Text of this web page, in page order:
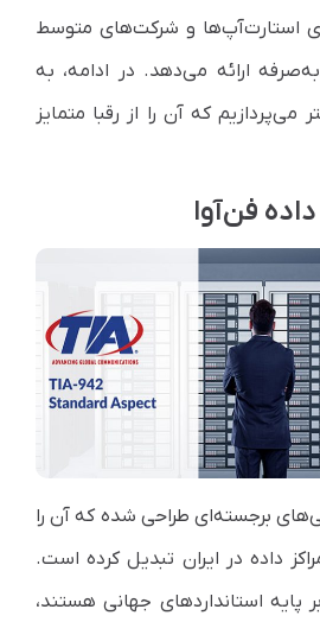
استارت‌آپ‌ها و شرکت‌های متوسط
ارائه می‌دهد. در ادامه، به
می‌پردازیم که آن را از رقبا متمایز
فن‌آوا
برجسته‌ای طراحی شده که آن را
داده در ایران تبدیل کرده است.
پایه استانداردهای جهانی هستند،